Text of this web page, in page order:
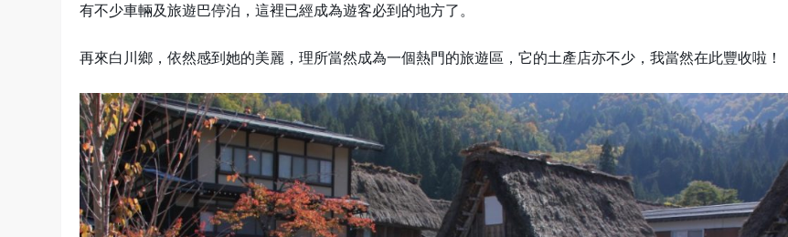
有不少車輛及旅遊巴停泊，這裡已經成為遊客必到的地方了。
再來白川鄉，依然感到她的美麗，理所當然成為一個熱門的旅遊區，它的土產店亦不少，我當然在此豐收啦！